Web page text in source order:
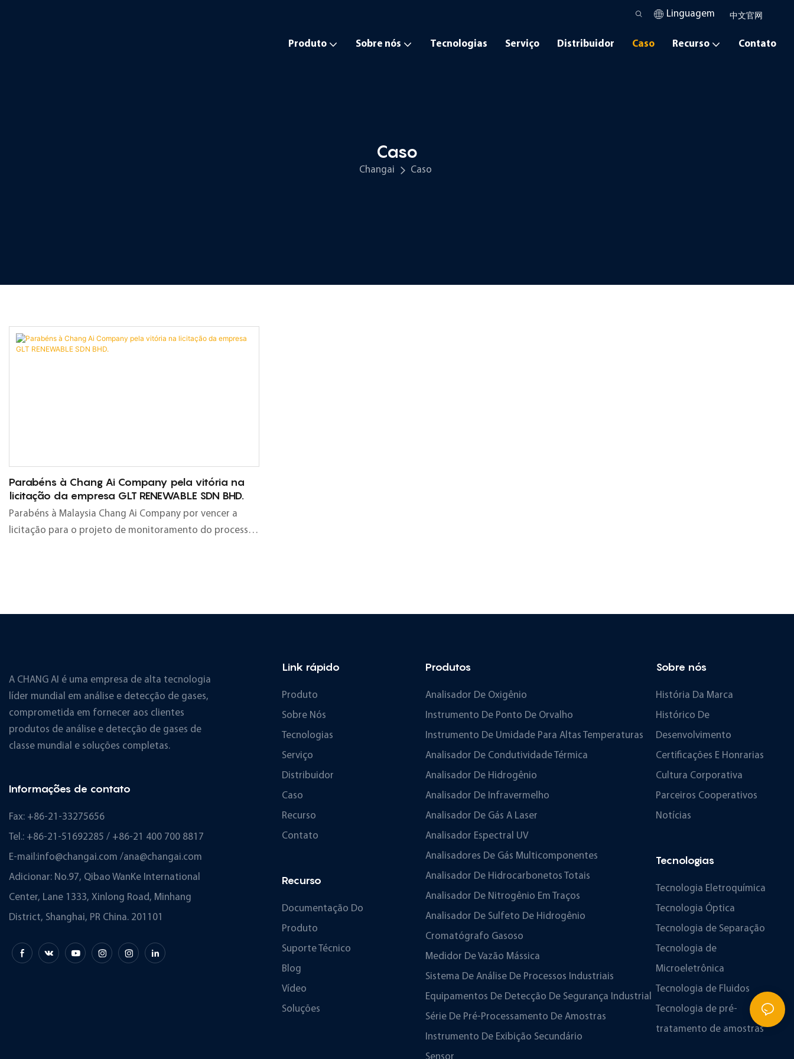
Linguagem 中文官网
Produto Sobre nós Tecnologias Serviço Distribuidor Caso Recurso Contato
Caso
Changai Caso
Parabéns à Chang Ai Company pela vitória na
licitação da empresa GLT RENEWABLE SDN BHD.
Parabéns à Malaysia Chang Ai Company por vencer a
licitação para o projeto de monitoramento do processo
A CHANG AI é uma empresa de alta tecnologia
líder mundial em análise e detecção de gases,
comprometida em fornecer aos clientes
produtos de análise e detecção de gases de
classe mundial e soluções completas.
Informações de contato
Fax: +86-21-33275656
Tel.: +86-21-51692285 / +86-21 400 700 8817
E-mail:info@changai.com /ana@changai.com
Adicionar: No.97, Qibao WanKe International
Center, Lane 1333, Xinlong Road, Minhang
District, Shanghai, PR China. 201101
Link rápido
Produto
Sobre Nós
Tecnologias
Serviço
Distribuidor
Caso
Recurso
Contato
Recurso
Documentação Do
Produto
Suporte Técnico
Blog
Vídeo
Soluções
Produtos
Analisador De Oxigênio
Instrumento De Ponto De Orvalho
Instrumento De Umidade Para Altas Temperaturas
Analisador De Condutividade Térmica
Analisador De Hidrogênio
Analisador De Infravermelho
Analisador De Gás A Laser
Analisador Espectral UV
Analisadores De Gás Multicomponentes
Analisador De Hidrocarbonetos Totais
Analisador De Nitrogênio Em Traços
Analisador De Sulfeto De Hidrogênio
Cromatógrafo Gasoso
Medidor De Vazão Mássica
Sistema De Análise De Processos Industriais
Equipamentos De Detecção De Segurança Industrial
Série De Pré-Processamento De Amostras
Instrumento De Exibição Secundário
Sobre nós
História Da Marca
Histórico De
Desenvolvimento
Certificações E Honrarias
Cultura Corporativa
Parceiros Cooperativos
Notícias
Tecnologias
Tecnologia Eletroquímica
Tecnologia Óptica
Tecnologia de Separação
Tecnologia de
Microeletrônica
Tecnologia de Fluidos
Tecnologia de pré-
tratamento de amostras